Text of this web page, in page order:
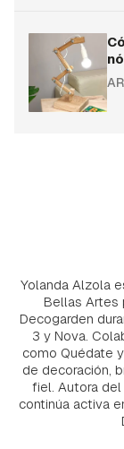
Yolanda Alzola
Bellas Artes
Decogarden
3 y Nova.
como Quédate
de decoración,
fiel. Autora del
continúa activa